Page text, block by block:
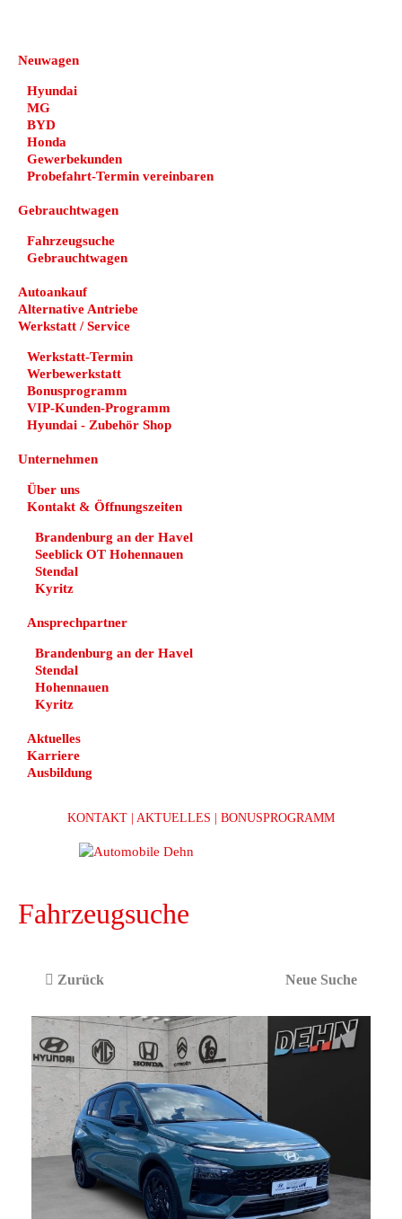
Neuwagen
Hyundai
MG
BYD
Honda
Gewerbekunden
Probefahrt-Termin vereinbaren
Gebrauchtwagen
Fahrzeugsuche
Gebrauchtwagen
Autoankauf
Alternative Antriebe
Werkstatt / Service
Werkstatt-Termin
Werbewerkstatt
Bonusprogramm
VIP-Kunden-Programm
Hyundai - Zubehör Shop
Unternehmen
Über uns
Kontakt & Öffnungszeiten
Brandenburg an der Havel
Seeblick OT Hohennauen
Stendal
Kyritz
Ansprechpartner
Brandenburg an der Havel
Stendal
Hohennauen
Kyritz
Aktuelles
Karriere
Ausbildung
KONTAKT | AKTUELLES | BONUSPROGRAMM
Fahrzeugsuche
Zurück Neue Suche